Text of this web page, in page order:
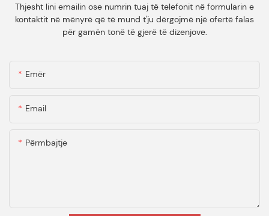
Thjesht lini emailin ose numrin tuaj të telefonit në formularin e
kontaktit në mënyrë që të mund t'ju dërgojmë një ofertë falas
për gamën tonë të gjerë të dizenjove.
Emër
Email
Përmbajtje